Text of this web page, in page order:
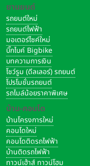
ยานยนต์
รถยนต์ใหม่
รถยนต์ไฟฟ้า
มอเตอร์ไซค์ใหม่
บิ๊กไบค์ Bigbike
บทความการเงิน
โชว์รูม (ดีลเลอร์) รถยนต์
โปรโมชั่นรถยนต์
รถไมล์น้อยราคาพิเศษ
บ้าน-คอนโด
บ้านโครงการใหม่
คอนโดใหม่
คอนโดติดรถไฟฟ้า
บ้านติดรถไฟฟ้า
ทาวน์เฮ้าส์ ทาวน์โฮม